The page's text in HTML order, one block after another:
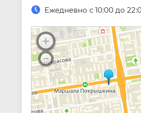
Ежедневно с 10:00 до